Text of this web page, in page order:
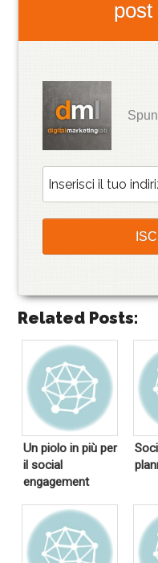
post
Related Posts:
Un piolo in più per
il social
engagement